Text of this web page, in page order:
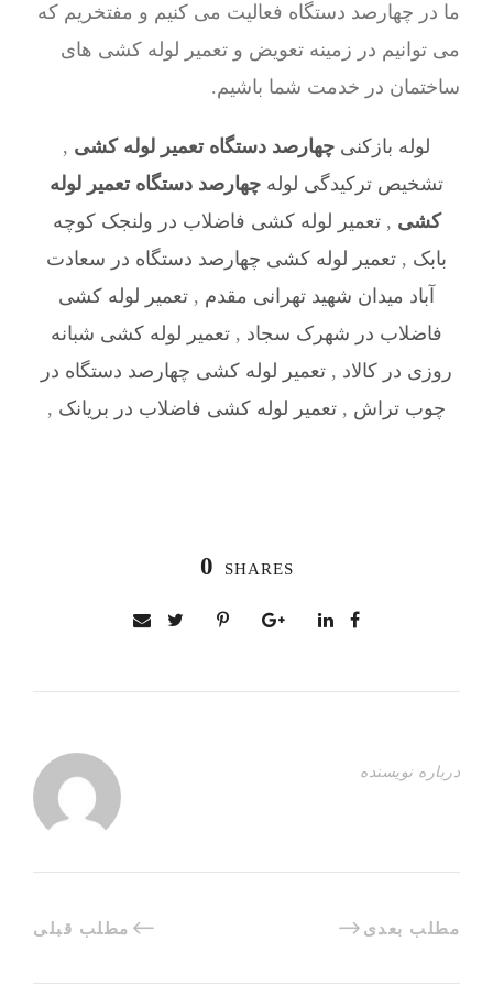
ما در چهارصد دستگاه فعالیت می کنیم و مفتخریم که
می توانیم در زمینه تعویض و تعمیر لوله کشی های
ساختمان در خدمت شما باشیم.
لوله بازکنی چهارصد دستگاه تعمیر لوله کشی ,
تشخیص ترکیدگی لوله چهارصد دستگاه تعمیر لوله
کشی ,تعمیر لوله کشی فاضلاب در ولنجک کوچه
بابک , تعمیر لوله کشی چهارصد دستگاه در سعادت
آباد میدان شهید تهرانی مقدم , تعمیر لوله کشی
فاضلاب در شهرک سجاد , تعمیر لوله کشی شبانه
روزی در کالاد , تعمیر لوله کشی چهارصد دستگاه در
چوب تراش , تعمیر لوله کشی فاضلاب در بریانک ,
0 SHARES
درباره نویسنده
مطلب قبلی مطلب بعدی